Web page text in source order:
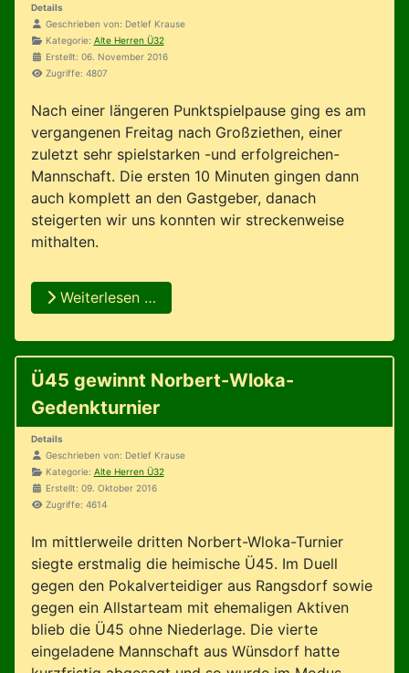
Details
Geschrieben von: Detlef Krause
Kategorie: Alte Herren Ü32
Erstellt: 06. November 2016
Zugriffe: 4807
Nach einer längeren Punktspielpause ging es am
vergangenen Freitag nach Großziethen, einer
zuletzt sehr spielstarken -und erfolgreichen-
Mannschaft. Die ersten 10 Minuten gingen dann
auch komplett an den Gastgeber, danach
steigerten wir uns konnten wir streckenweise
mithalten.
Weiterlesen …
Ü45 gewinnt Norbert-Wloka-
Gedenkturnier
Details
Geschrieben von: Detlef Krause
Kategorie: Alte Herren Ü32
Erstellt: 09. Oktober 2016
Zugriffe: 4614
Im mittlerweile dritten Norbert-Wloka-Turnier
siegte erstmalig die heimische Ü45. Im Duell
gegen den Pokalverteidiger aus Rangsdorf sowie
gegen ein Allstarteam mit ehemaligen Aktiven
blieb die Ü45 ohne Niederlage. Die vierte
eingeladene Mannschaft aus Wünsdorf hatte